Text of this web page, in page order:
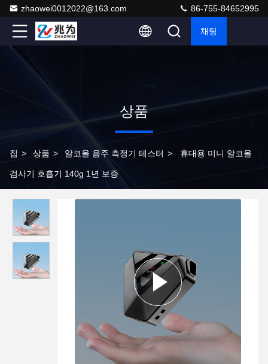
zhaowei0012022@163.com 86-755-84652995
채팅
상품
집 > 상품 > 알코올 음주 측정기 테스터 > 휴대용 미니 알코올
검사기 호흡기 140g 1년 보증